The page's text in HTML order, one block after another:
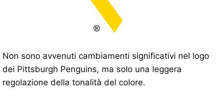
Non sono avvenuti cambiamenti significativi nel logo
dei Pittsburgh Penguins, ma solo una leggera
regolazione della tonalità del colore.